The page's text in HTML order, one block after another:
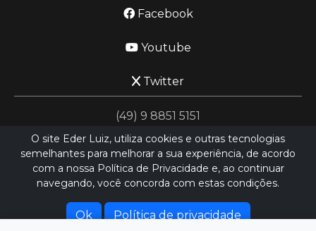
Facebook
Youtube
Twitter
(49) 9 8851 5151
jornalismo@ederluiz.com.vc
Hospedado porHEXIO CLOUD
O site Eder Luiz, utiliza cookies e outras tecnologias
semelhantes para melhorar a sua experiência, de acordo
com a nossa Política de Privacidade e, ao continuar
navegando, você concorda com estas condições.
Ok Política de privacidade